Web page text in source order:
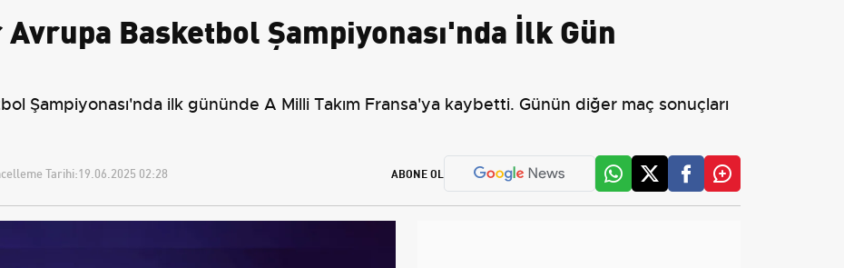
Basketbol Şampiyonası'nda İlk Gün
Şampiyonası'nda ilk gününde A Milli Takım Fransa'ya kaybetti. Günün diğer maç sonuçları
Tarihi:19.06.2025 02:28 ABONE OL